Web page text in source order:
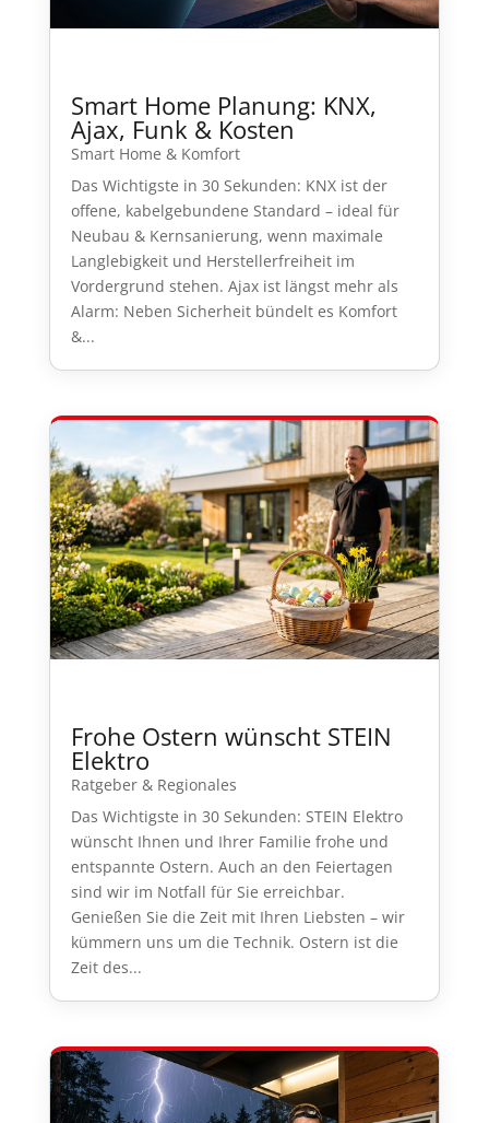
Smart Home Planung: KNX,
Ajax, Funk & Kosten
Smart Home & Komfort
Das Wichtigste in 30 Sekunden: KNX ist der
offene, kabelgebundene Standard – ideal für
Neubau & Kernsanierung, wenn maximale
Langlebigkeit und Herstellerfreiheit im
Vordergrund stehen. Ajax ist längst mehr als
Alarm: Neben Sicherheit bündelt es Komfort
&...
Frohe Ostern wünscht STEIN
Elektro
Ratgeber & Regionales
Das Wichtigste in 30 Sekunden: STEIN Elektro
wünscht Ihnen und Ihrer Familie frohe und
entspannte Ostern. Auch an den Feiertagen
sind wir im Notfall für Sie erreichbar.
Genießen Sie die Zeit mit Ihren Liebsten – wir
kümmern uns um die Technik. Ostern ist die
Zeit des...